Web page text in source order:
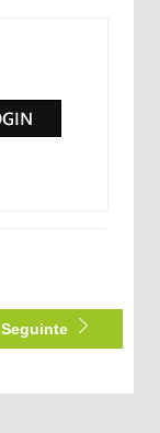
Seguinte